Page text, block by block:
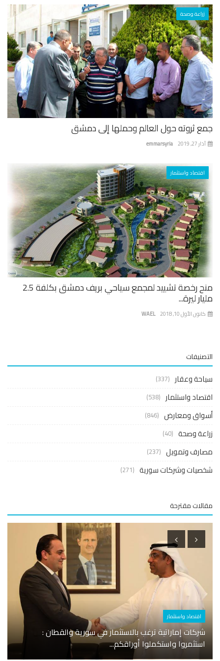
زراعة وصحة
ثروته حول العالم وحملها إلى دمشق
emmarsyria 27, 2019
اقتصاد واستثمار
منح رخصة تشييد لمجمع سياحي بريف دمشق بكلفة 2.5
ليرة...
WAEL الأول 10, 2018
وعقار (337)
واستثمار (538)
ومعارض (846)
وصحة (40)
وتمويل (237)
وشركات سورية (271)
مقترحة
اقتصاد واستثمار
شركات إماراتية ترغب بالاستثمار في سورية والقطان :
استثمروا واستكملوا أوراقكم...